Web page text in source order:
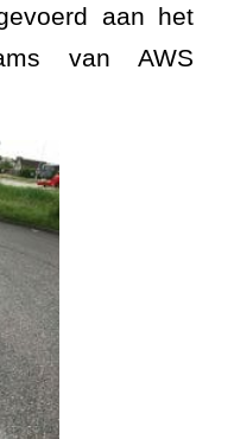
aan het
van AWS